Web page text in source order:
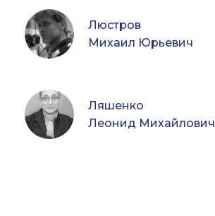
Люстров
Михаил Юрьевич
Ляшенко
Леонид Михайлович